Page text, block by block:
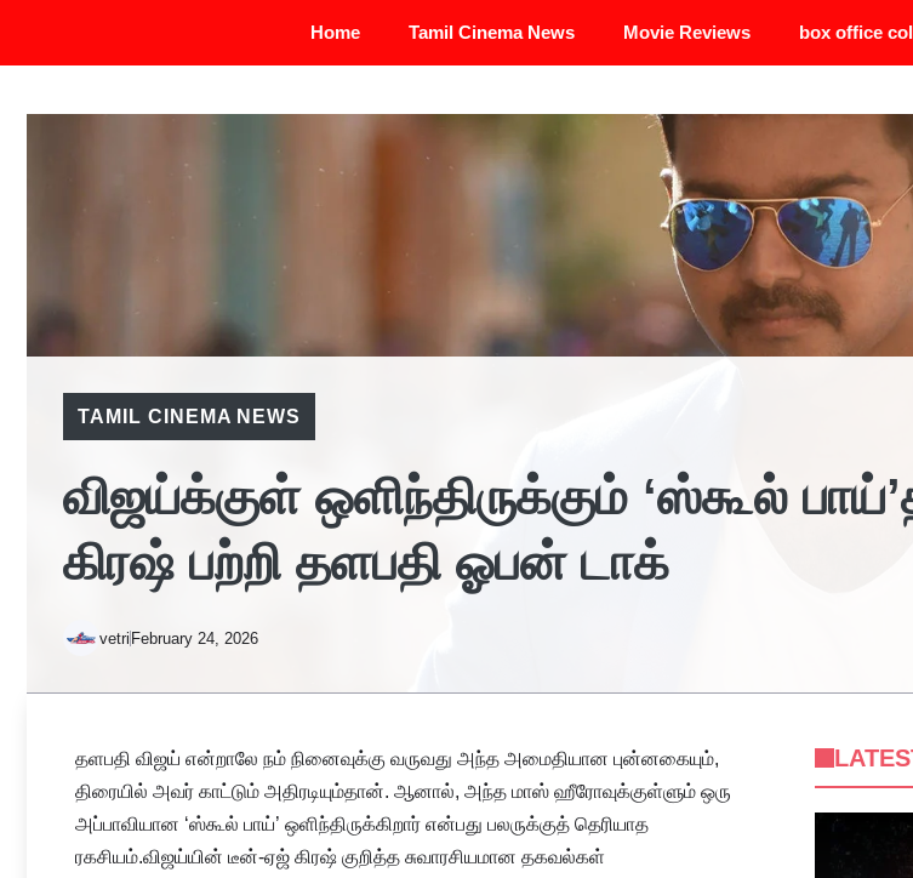
Home Tamil Cinema News Movie Reviews box office
TAMIL CINEMA NEWS
விஜய்க்குள் ஒளிந்திருக்கும் ‘ஸ்கூல்
கிரஷ் பற்றி தளபதி ஓபன் டாக்
vetri February 24, 2026
தளபதி விஜய் என்றாலே நம் நினைவுக்கு வருவது அந்த அமைதியான புன்னகையும்,
திரையில் அவர் காட்டும் அதிரடியும்தான். ஆனால், அந்த மாஸ் ஹீரோவுக்குள்ளும் ஒரு
அப்பாவியான ‘ஸ்கூல் பாய்’ ஒளிந்திருக்கிறார் என்பது பலருக்குத் தெரியாத
ரகசியம்.விஜய்யின் டீன்-ஏஜ் கிரஷ் குறித்த சுவாரசியமான தகவல்கள்